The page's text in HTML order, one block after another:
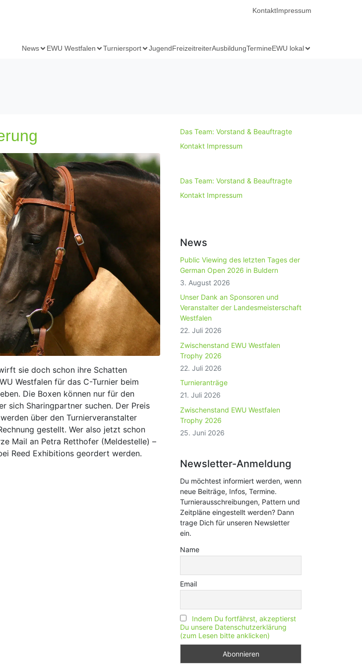
KontaktImpressum
News EWU Westfalen Turniersport JugendFreizeitreiterAusbildungTermineEWU lokal
sie doch schon ihre Schatten
Westfalen für das C-Turnier beim
Die Boxen können nur für den
sich Sharingpartner suchen. Der Preis
über den Turnierveranstalter
gestellt. Wer also jetzt schon
Mail an Petra Retthofer (Meldestelle) –
Reed Exhibitions geordert werden.
Das Team: Vorstand & Beauftragte
Kontakt Impressum
Das Team: Vorstand & Beauftragte
Kontakt Impressum
News
Public Viewing des letzten Tages der
German Open 2026 in Buldern
3. August 2026
Unser Dank an Sponsoren und
Veranstalter der Landesmeisterschaft
Westfalen
22. Juli 2026
Zwischenstand EWU Westfalen
Trophy 2026
22. Juli 2026
Turnieranträge
21. Juli 2026
Zwischenstand EWU Westfalen
Trophy 2026
25. Juni 2026
Newsletter-Anmeldung
Du möchtest informiert werden, wenn
neue Beiträge, Infos, Termine.
Turnierausschreibungen, Pattern und
Zeitpläne eingestellt werden? Dann
trage Dich für unseren Newsletter
ein.
Name
Email
Indem Du fortfährst, akzeptierst
Du unsere Datenschutzerklärung
(zum Lesen bitte anklicken)